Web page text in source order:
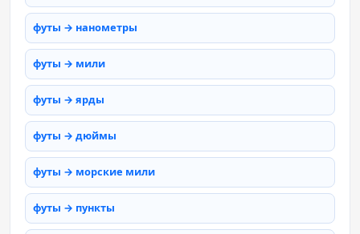
футы → нанометры
футы → мили
футы → ярды
футы → дюймы
футы → морские мили
футы → пункты